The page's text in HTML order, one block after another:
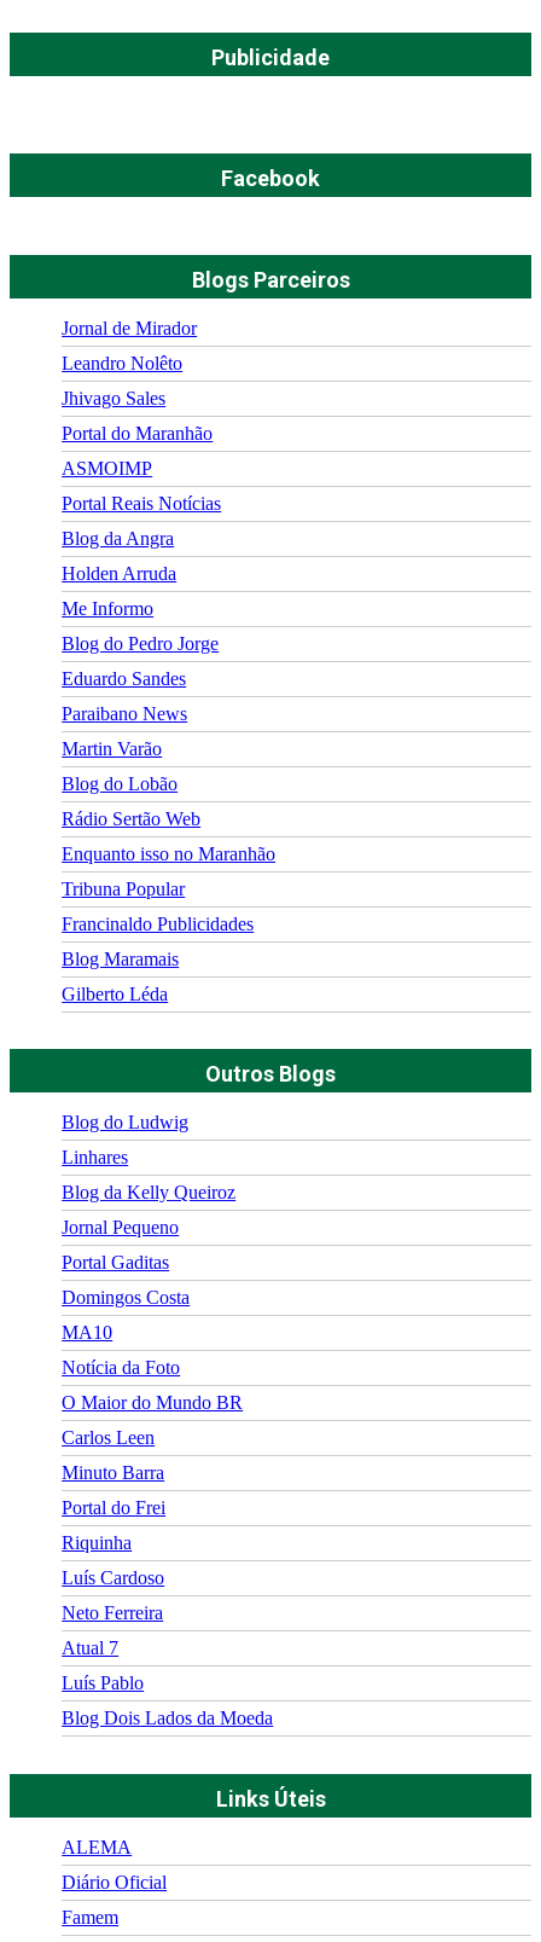
Publicidade
Facebook
Blogs Parceiros
Jornal de Mirador
Leandro Nolêto
Jhivago Sales
Portal do Maranhão
ASMOIMP
Portal Reais Notí­cias
Blog da Angra
Holden Arruda
Me Informo
Blog do Pedro Jorge
Eduardo Sandes
Paraibano News
Martin Varão
Blog do Lobão
Rádio Sertão Web
Enquanto isso no Maranhão
Tribuna Popular
Francinaldo Publicidades
Blog Maramais
Gilberto Léda
Outros Blogs
Blog do Ludwig
Linhares
Blog da Kelly Queiroz
Jornal Pequeno
Portal Gaditas
Domingos Costa
MA10
Notícia da Foto
O Maior do Mundo BR
Carlos Leen
Minuto Barra
Portal do Frei
Riquinha
Luís Cardoso
Neto Ferreira
Atual 7
Luís Pablo
Blog Dois Lados da Moeda
Links Úteis
ALEMA
Diário Oficial
Famem